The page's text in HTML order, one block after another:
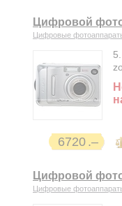
Цифровой
Цифровые
6720
Цифровой
Цифровые